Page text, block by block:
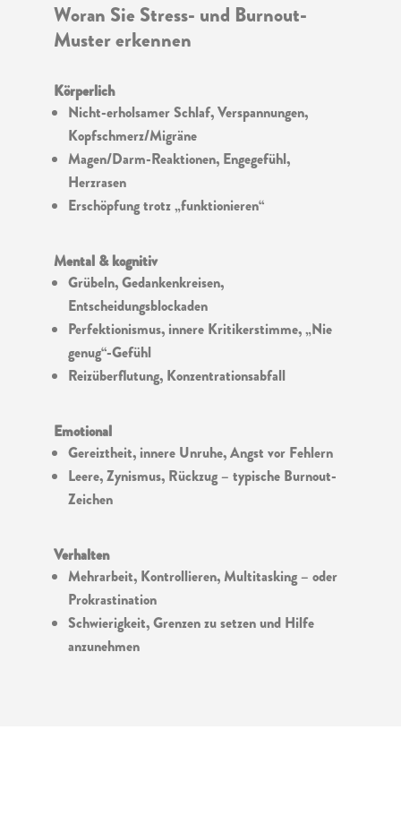
Woran Sie Stress- und Burnout-
Muster erkennen
Körperlich
Nicht-erholsamer Schlaf, Verspannungen,
Kopfschmerz/Migräne
Magen/Darm-Reaktionen, Engegefühl,
Herzrasen
Erschöpfung trotz „funktionieren“
Mental & kognitiv
Grübeln, Gedankenkreisen,
Entscheidungsblockaden
Perfektionismus, innere Kritikerstimme, „Nie
genug“-Gefühl
Reizüberflutung, Konzentrationsabfall
Emotional
Gereiztheit, innere Unruhe, Angst vor Fehlern
Leere, Zynismus, Rückzug – typische Burnout-
Zeichen
Verhalten
Mehrarbeit, Kontrollieren, Multitasking – oder
Prokrastination
Schwierigkeit, Grenzen zu setzen und Hilfe
anzunehmen